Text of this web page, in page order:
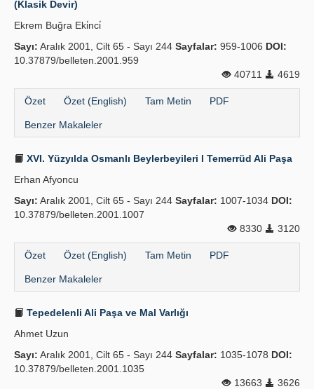
Kılavuzlar
(Klasik Devir)
Ekrem Buğra Eki̇nci̇
Sayı: Aralık 2001, Cilt 65 - Sayı 244 Sayfalar: 959-1006 DOI:
10.37879/belleten.2001.959
40711
4619
Özet Özet (English) Tam Metin PDF
Benzer Makaleler
XVI. Yüzyılda Osmanlı Beylerbeyileri I Temerrüd Ali Paşa
Erhan Afyoncu
Sayı: Aralık 2001, Cilt 65 - Sayı 244 Sayfalar: 1007-1034 DOI:
10.37879/belleten.2001.1007
8330
3120
Özet Özet (English) Tam Metin PDF
Benzer Makaleler
Tepedelenli Ali Paşa ve Mal Varlığı
Ahmet Uzun
Sayı: Aralık 2001, Cilt 65 - Sayı 244 Sayfalar: 1035-1078 DOI:
10.37879/belleten.2001.1035
13663
3626